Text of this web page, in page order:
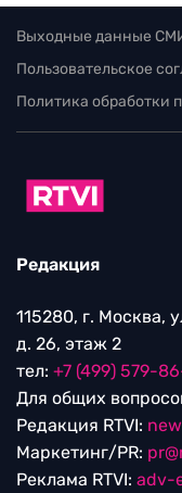
Выходные данные
Пользовательское
Политика обработки
Редакция
115280, г. Москва,
д. 26, этаж 2
тел: +7 (499) 579-
Для общих
Редакция RTVI:
Маркетинг/PR:
Реклама RTVI: adv-